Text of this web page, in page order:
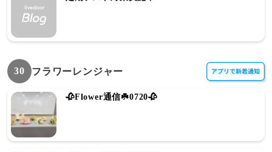
30 フラワーレンジャー
🥀Flower通信☘️0720🥀